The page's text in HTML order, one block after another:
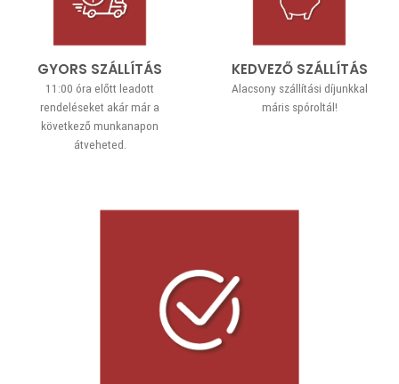
GYORS SZÁLLÍTÁS
11:00 óra előtt leadott
rendeléseket akár már a
következő munkanapon
átveheted.
KEDVEZŐ SZÁLLÍTÁS
Alacsony szállítási díjunkkal
máris spóroltál!